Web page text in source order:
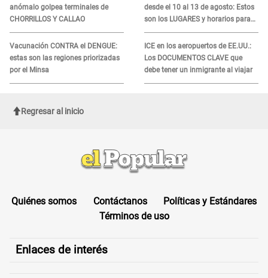
anómalo golpea terminales de
CHORRILLOS Y CALLAO
Vacunación CONTRA el DENGUE:
estas son las regiones priorizadas
por el Minsa
desde el 10 al 13 de agosto: Estos
son los LUGARES y horarios para
recibir la ayuda
ICE en los aeropuertos de EE.UU.:
Los DOCUMENTOS CLAVE que
debe tener un inmigrante al viajar
Regresar al inicio
Quiénes somos Contáctanos
Políticas y Estándares
Términos de uso
Enlaces de interés